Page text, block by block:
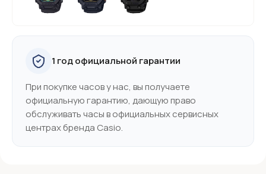
1 год официальной гарантии
При покупке часов у нас, вы получаете
официальную гарантию, дающую право
обслуживать часы в официальных сервисных
центрах бренда Casio.